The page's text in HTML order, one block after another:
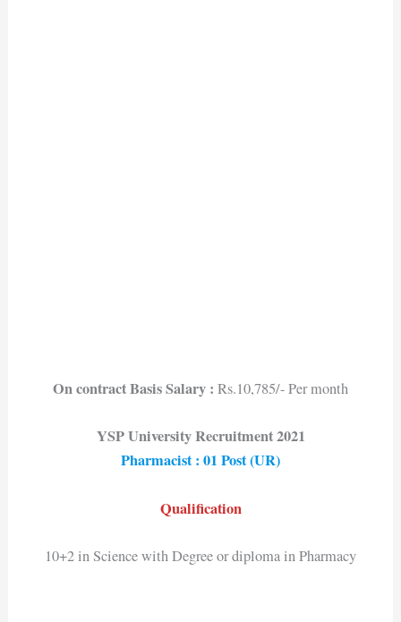
On contract Basis Salary : Rs.10,785/- Per month
YSP University Recruitment 2021
Pharmacist : 01 Post (UR)
Qualification
10+2 in Science with Degree or diploma in Pharmacy